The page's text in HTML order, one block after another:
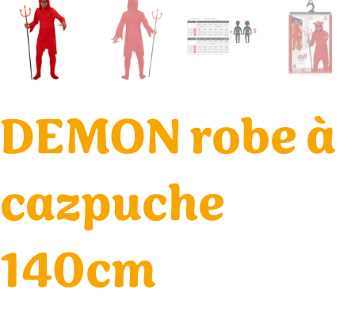
DEMON robe à
cazpuche
140cm